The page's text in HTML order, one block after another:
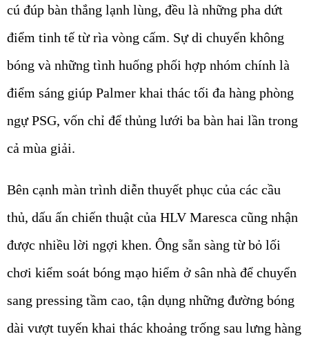
cú đúp bàn thắng lạnh lùng, đều là những pha dứt
điểm tinh tế từ rìa vòng cấm. Sự di chuyển không
bóng và những tình huống phối hợp nhóm chính là
điểm sáng giúp Palmer khai thác tối đa hàng phòng
ngự PSG, vốn chỉ để thủng lưới ba bàn hai lần trong
cả mùa giải.
Bên cạnh màn trình diễn thuyết phục của các cầu
thủ, dấu ấn chiến thuật của HLV Maresca cũng nhận
được nhiều lời ngợi khen. Ông sẵn sàng từ bỏ lối
chơi kiểm soát bóng mạo hiểm ở sân nhà để chuyển
sang pressing tầm cao, tận dụng những đường bóng
dài vượt tuyến khai thác khoảng trống sau lưng hàng